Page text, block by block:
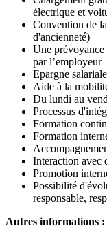
électrique et
Convention de
d'ancienneté)
Une prévoyance
par l’employeur
Epargne salariale
Aide à la
Du lundi au
Processus
Formation
Formation
Interaction avec
Promotion
Possibilité
responsable,
Autres informations :